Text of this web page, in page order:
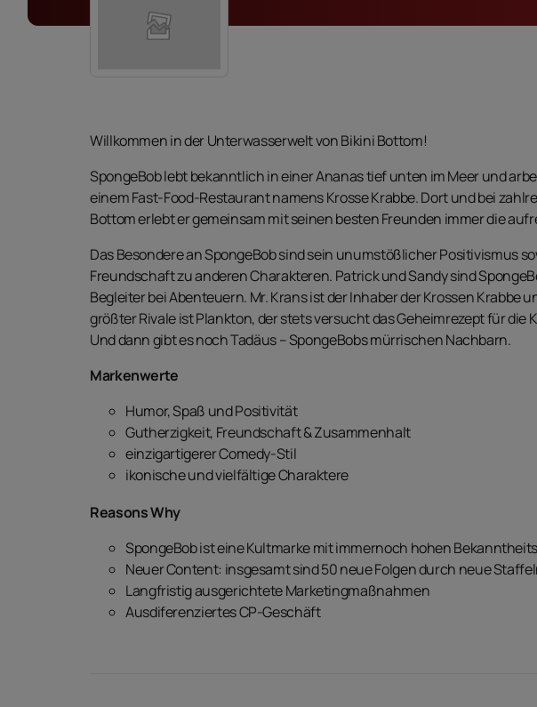
Willkommen in der Unterwasserwelt von Bikini Bottom!
SpongeBob lebt bekanntlich in einer Ananas tief unten im Meer und
einem Fast-Food-Restaurant namens Krosse Krabbe. Dort und bei
Bottom erlebt er gemeinsam mit seinen besten Freunden immer die
Das Besondere an SpongeBob sind sein unumstößlicher Positivismus
Freundschaft zu anderen Charakteren. Patrick und Sandy sind
Begleiter bei Abenteuern. Mr. Krans ist der Inhaber der Krossen Krabbe
größter Rivale ist Plankton, der stets versucht das Geheimrezept für die
Und dann gibt es noch Tadäus – SpongeBobs mürrischen Nachbarn.
Markenwerte
Humor, Spaß und Positivität
Gutherzigkeit, Freundschaft & Zusammenhalt
einzigartigerer Comedy-Stil
ikonische und vielfältige Charaktere
Reasons Why
SpongeBob ist eine Kultmarke mit immernoch hohen
Neuer Content: insgesamt sind 50 neue Folgen durch neue
Langfristig ausgerichtete Marketingmaßnahmen
Ausdiferenziertes CP-Geschäft